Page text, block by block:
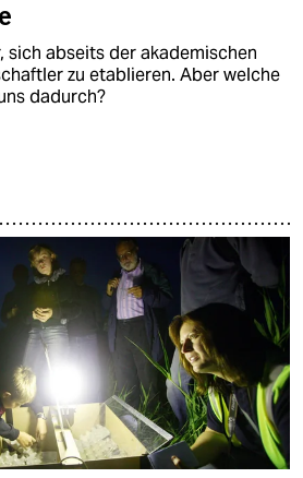
sich abseits der akademischen
zu etablieren. Aber welche
dadurch?